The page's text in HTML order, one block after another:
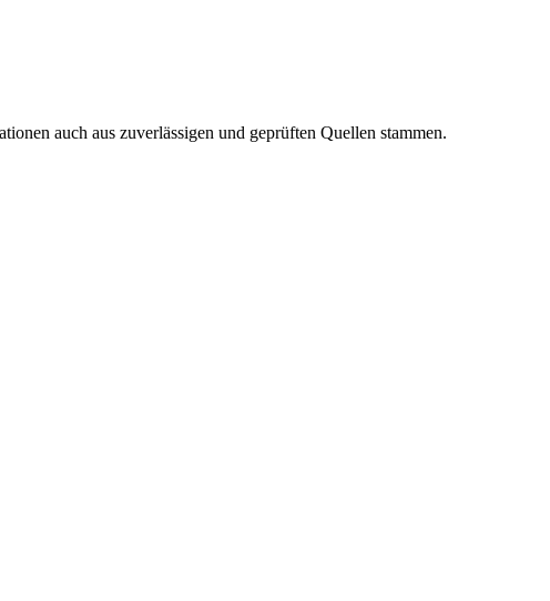
auch aus zuverlässigen und geprüften Quellen stammen.